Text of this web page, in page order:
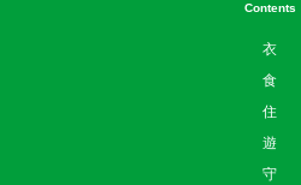
Contents
衣
食
住
遊
守